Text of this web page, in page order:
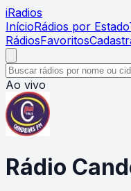
iRadios
InícioRádios por Estado
RádiosFavoritos
Ao vivo
Rádio